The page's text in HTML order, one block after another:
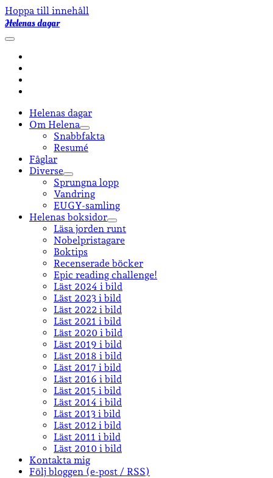
Hoppa till innehåll
Helenas dagar
öppna
Helenas dagar
Om Helena
öppna
undermeny
Snabbfakta
Resumé
Fåglar
Diverse
öppna
undermeny
Sprungna lopp
Vandring
EUGY-samling
Helenas boksidor
öppna
undermeny
Läsa jorden runt
Nobelpristagare
Boktips
Recenserade böcker
Epic reading challenge!
Läst 2024 i bild
Läst 2023 i bild
Läst 2022 i bild
Läst 2021 i bild
Läst 2020 i bild
Läst 2019 i bild
Läst 2018 i bild
Läst 2017 i bild
Läst 2016 i bild
Läst 2015 i bild
Läst 2014 i bild
Läst 2013 i bild
Läst 2012 i bild
Läst 2011 i bild
Läst 2010 i bild
Kontakta mig
Följ bloggen (e-post / RSS)